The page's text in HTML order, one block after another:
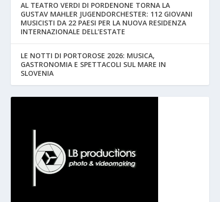
AL TEATRO VERDI DI PORDENONE TORNA LA
GUSTAV MAHLER JUGENDORCHESTER: 112 GIOVANI
MUSICISTI DA 22 PAESI PER LA NUOVA RESIDENZA
INTERNAZIONALE DELL’ESTATE
LE NOTTI DI PORTOROSE 2026: MUSICA,
GASTRONOMIA E SPETTACOLI SUL MARE IN
SLOVENIA